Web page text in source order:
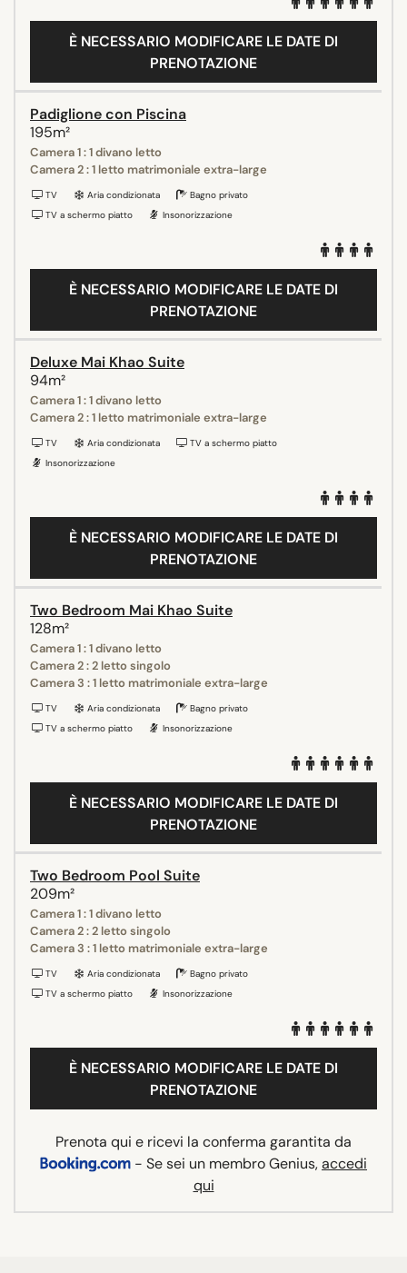
È NECESSARIO MODIFICARE LE DATE DI
PRENOTAZIONE
Padiglione con Piscina
195m²
Camera 1 : 1 divano letto
Camera 2 : 1 letto matrimoniale extra-large
TV Aria condizionata
Bagno privato
TV a schermo piatto
Insonorizzazione
È NECESSARIO MODIFICARE LE DATE DI
PRENOTAZIONE
Deluxe Mai Khao Suite
94m²
Camera 1 : 1 divano letto
Camera 2 : 1 letto matrimoniale extra-large
TV Aria condizionata
TV a schermo piatto
Insonorizzazione
È NECESSARIO MODIFICARE LE DATE DI
PRENOTAZIONE
Two Bedroom Mai Khao Suite
128m²
Camera 1 : 1 divano letto
Camera 2 : 2 letto singolo
Camera 3 : 1 letto matrimoniale extra-large
TV Aria condizionata
Bagno privato
TV a schermo piatto
Insonorizzazione
È NECESSARIO MODIFICARE LE DATE DI
PRENOTAZIONE
Two Bedroom Pool Suite
209m²
Camera 1 : 1 divano letto
Camera 2 : 2 letto singolo
Camera 3 : 1 letto matrimoniale extra-large
TV Aria condizionata
Bagno privato
TV a schermo piatto
Insonorizzazione
È NECESSARIO MODIFICARE LE DATE DI
PRENOTAZIONE
Prenota qui e ricevi la conferma garantita da
- Se sei un membro Genius,accedi
qui